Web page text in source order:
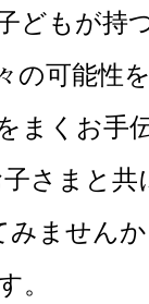
どもが持
の可能性
まくお手
さまと共
ません
。